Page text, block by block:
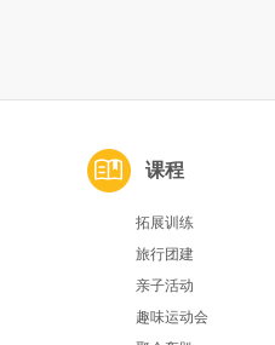
课程
拓展训练
旅行团建
亲子活动
趣味运动会